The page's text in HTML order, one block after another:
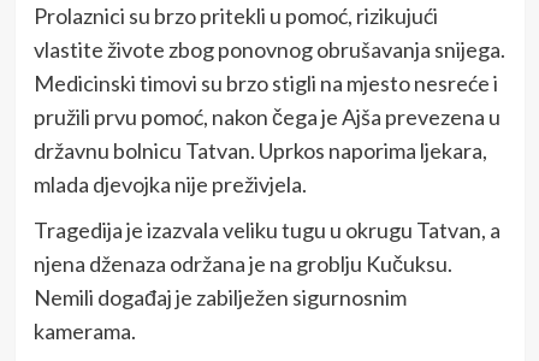
Prolaznici su brzo pritekli u pomoć, rizikujući
vlastite živote zbog ponovnog obrušavanja snijega.
Medicinski timovi su brzo stigli na mjesto nesreće i
pružili prvu pomoć, nakon čega je Ajša prevezena u
državnu bolnicu Tatvan. Uprkos naporima ljekara,
mlada djevojka nije preživjela.
Tragedija je izazvala veliku tugu u okrugu Tatvan, a
njena dženaza održana je na groblju Kučuksu.
Nemili događaj je zabilježen sigurnosnim
kamerama.